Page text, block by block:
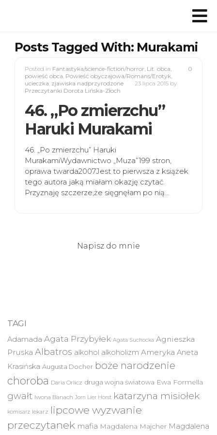
Posts Tagged With: Murakami
0
Posted in Fantastyka/science-fiction/horror, Lit. obca,
powieść obca, Powieść obyczajowa/Romans/Erotyk,
ucieczka, zjawiska nadprzyrodzone 23 lipca 2015 by
Przeczytanki Dorota Lińska-Złoch
46. „Po zmierzchu”
Haruki Murakami
46. „Po zmierzchu” Haruki
MurakamiWydawnictwo „Muza”199 stron,
oprawa twarda2007Jest to pierwsza z książek
tego autora jaką miałam okazję czytać.
Przyznaję szczerze,że sięgnęłam po nią…
Napisz do mnie
TAGI
Adamada Agata Przybyłek Agata Suchocka Agnieszka
Pruska Albatros alkohol alkoholizm Ameryka Aneta
Krasińska Augusta Docher boże narodzenie
choroba Daria Orlicz druga wojna światowa Ewa Formella
gwałt Iwona Banach Jorn Lier Horst katarzyna misiołek
komisarz lekarz lipcowe wyzwanie
przeczytanek mafia Magdalena Majcher Magdalena